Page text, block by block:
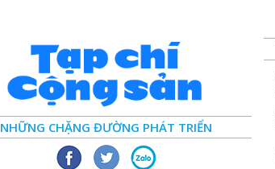
NHỮNG CHẶNG ĐƯỜNG PHÁT TRIỂN